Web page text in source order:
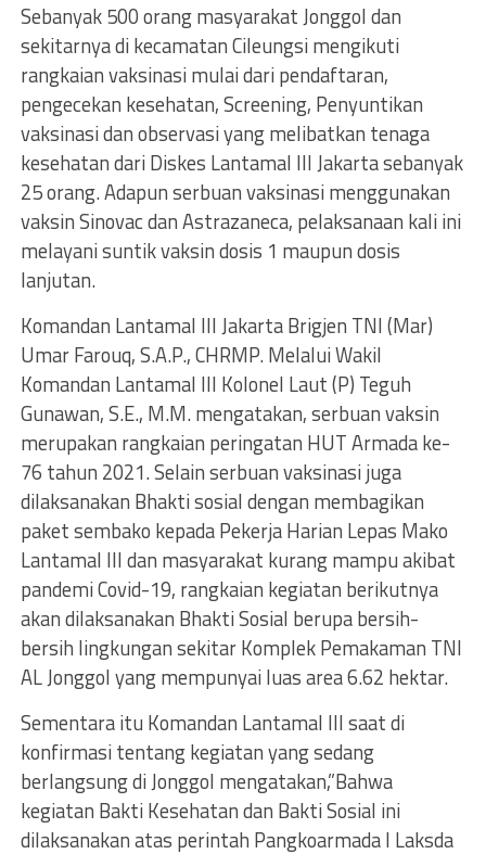
Sebanyak 500 orang masyarakat Jonggol dan
sekitarnya di kecamatan Cileungsi mengikuti
rangkaian vaksinasi mulai dari pendaftaran,
pengecekan kesehatan, Screening, Penyuntikan
vaksinasi dan observasi yang melibatkan tenaga
kesehatan dari Diskes Lantamal III Jakarta sebanyak
25 orang. Adapun serbuan vaksinasi menggunakan
vaksin Sinovac dan Astrazaneca, pelaksanaan kali ini
melayani suntik vaksin dosis 1 maupun dosis
lanjutan.
Komandan Lantamal III Jakarta Brigjen TNI (Mar)
Umar Farouq, S.A.P., CHRMP. Melalui Wakil
Komandan Lantamal III Kolonel Laut (P) Teguh
Gunawan, S.E., M.M. mengatakan, serbuan vaksin
merupakan rangkaian peringatan HUT Armada ke-
76 tahun 2021. Selain serbuan vaksinasi juga
dilaksanakan Bhakti sosial dengan membagikan
paket sembako kepada Pekerja Harian Lepas Mako
Lantamal III dan masyarakat kurang mampu akibat
pandemi Covid-19, rangkaian kegiatan berikutnya
akan dilaksanakan Bhakti Sosial berupa bersih-
bersih lingkungan sekitar Komplek Pemakaman TNI
AL Jonggol yang mempunyai luas area 6.62 hektar.
Sementara itu Komandan Lantamal III saat di
konfirmasi tentang kegiatan yang sedang
berlangsung di Jonggol mengatakan,”Bahwa
kegiatan Bakti Kesehatan dan Bakti Sosial ini
dilaksanakan atas perintah Pangkoarmada I Laksda